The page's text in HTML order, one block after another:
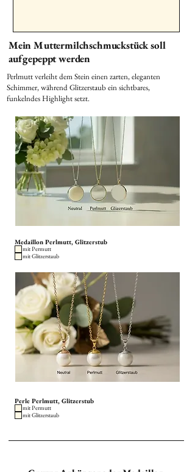
Mein Muttermilchschmuckstück soll
aufgepeppt werden
Perlmutt verleiht dem Stein einen zarten, eleganten
Schimmer, während Glitzerstaub ein sichtbares,
funkelndes Highlight setzt.
Medaillon Perlmutt, Glitzerstub
mit Permutt
mit Glitzerstaub
Perle Perlmutt, Glitzerstub
mit Permutt
mit Glitzerstaub